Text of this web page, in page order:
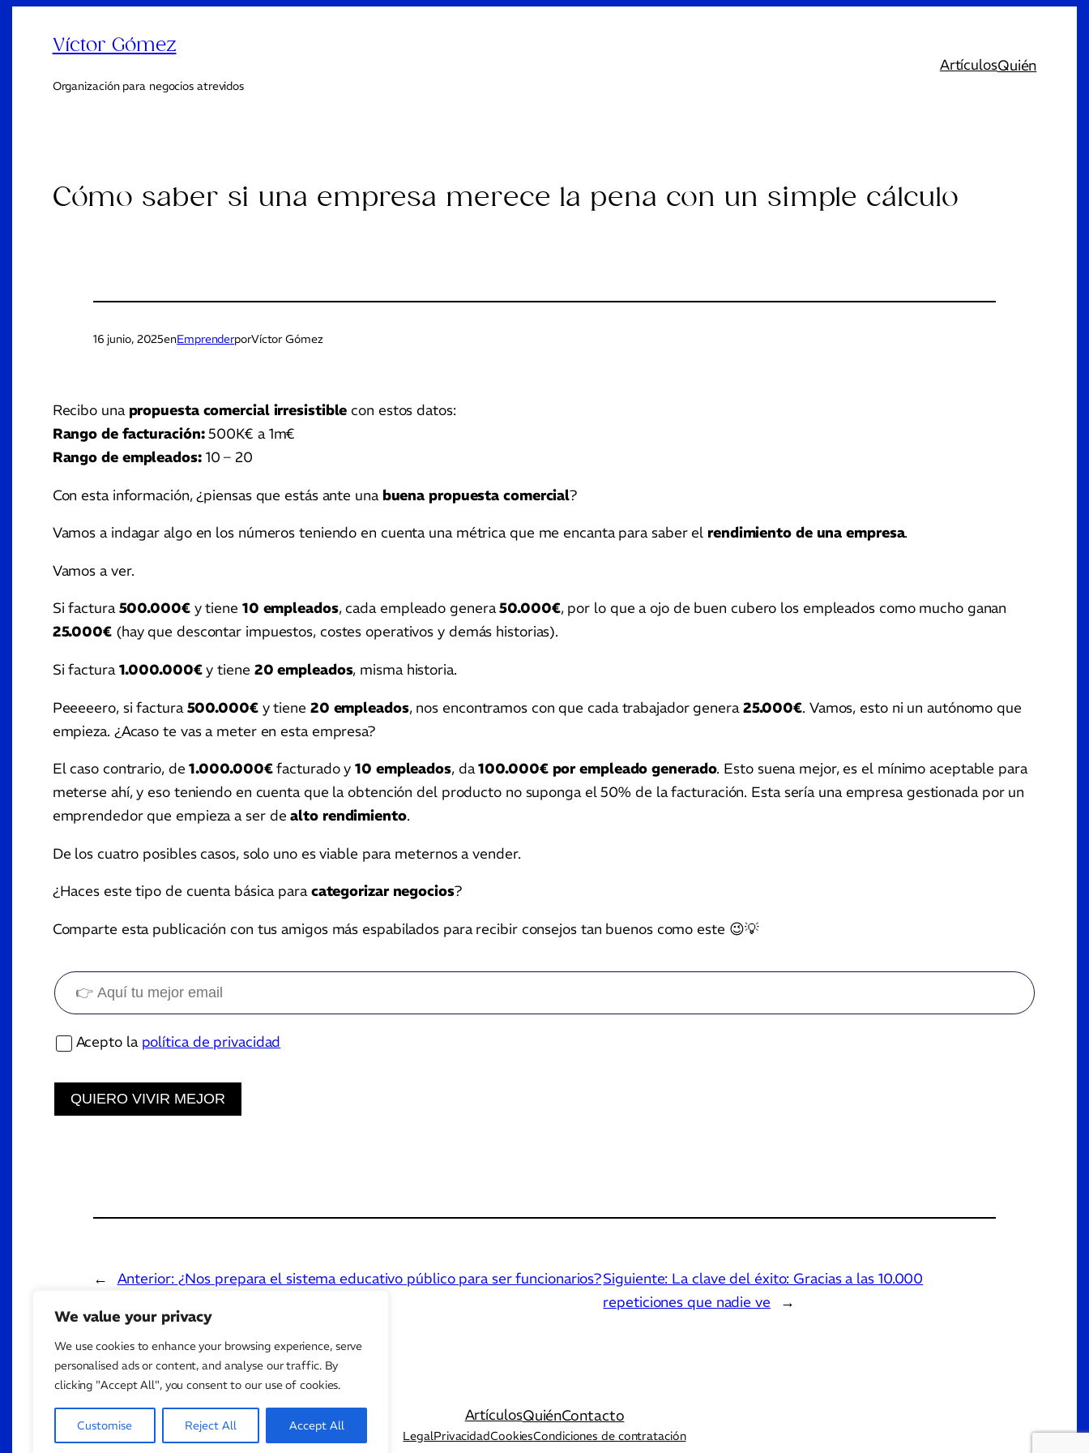
We value your privacy
We use cookies to enhance your browsing experience, serve
personalised ads or content, and analyse our traffic. By
clicking "Accept All", you consent to our use of cookies.
Customise Reject All Accept All
Víctor Gómez
Organización para negocios atrevidos
ArtículosQuién
Cómo saber si una empresa merece la pena con un simple cálculo
16 junio, 2025enEmprenderporVíctor Gómez
Recibo una propuesta comercial irresistible con estos datos:
Rango de facturación:500K€ a 1m€
Rango de empleados:10 – 20
Con esta información, ¿piensas que estás ante una buena propuesta comercial?
Vamos a indagar algo en los números teniendo en cuenta una métrica que me encanta para saber el rendimiento de una empresa.
Vamos a ver.
Si factura500.000€y tiene 10 empleados, cada empleado genera50.000€, por lo que a ojo de buen cubero los empleados como mucho ganan
25.000€(hay que descontar impuestos, costes operativos y demás historias).
Si factura1.000.000€y tiene 20 empleados, misma historia.
Peeeeero, si factura500.000€y tiene 20 empleados, nos encontramos con que cada trabajador genera25.000€. Vamos, esto ni un autónomo que
empieza. ¿Acaso te vas a meter en esta empresa?
El caso contrario, de1.000.000€facturado y10 empleados, da100.000€ por empleado generado. Esto suena mejor, es el mínimo aceptable para
meterse ahí, y eso teniendo en cuenta que la obtención del producto no suponga el 50% de la facturación. Esta sería una empresa gestionada por un
emprendedor que empieza a ser dealto rendimiento.
De los cuatro posibles casos, solo uno es viable para meternos a vender.
¿Haces este tipo de cuenta básica paracategorizar negocios?
Comparte esta publicación con tus amigos más espabilados para recibir consejos tan buenos como este 😉💡
Acepto la política de privacidad
QUIERO VIVIR MEJOR
← Anterior: ¿Nos prepara el sistema educativo público para ser funcionarios?Siguiente: La clave del éxito: Gracias a las 10.000
repeticiones que nadie ve
→
ArtículosQuiénContacto
LegalPrivacidadCookiesCondiciones de contratación